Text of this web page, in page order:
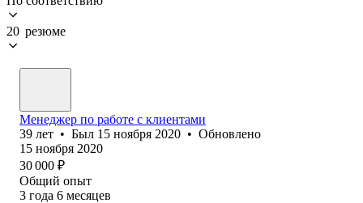
20 резюме
Менеджер по работе с клиентами
39 лет • Был 15 ноября 2020 • Обновлено
15 ноября 2020
30 000 ₽
Общий опыт
3 года 6 месяцев